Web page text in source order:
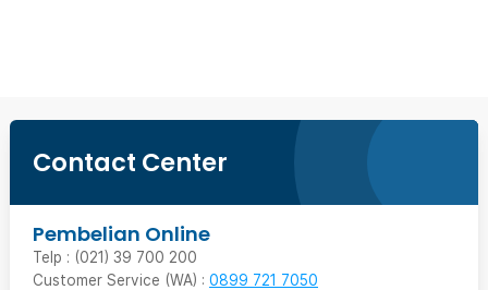
Contact Center
Pembelian Online
Telp : (021) 39 700 200
Customer Service (WA) : 0899 721 7050